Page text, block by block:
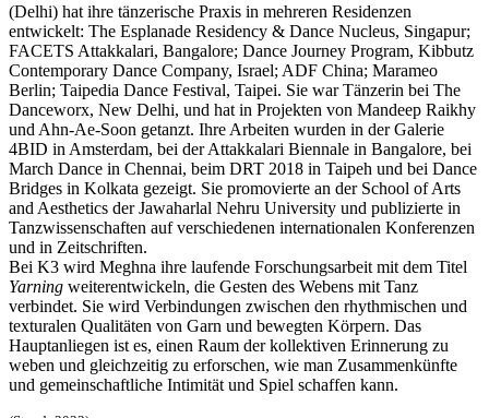
(Delhi) hat ihre tänzerische Praxis in mehreren Residenzen
entwickelt: The Esplanade Residency & Dance Nucleus, Singapur;
FACETS Attakkalari, Bangalore; Dance Journey Program, Kibbutz
Contemporary Dance Company, Israel; ADF China; Marameo
Berlin; Taipedia Dance Festival, Taipei. Sie war Tänzerin bei The
Danceworx, New Delhi, und hat in Projekten von Mandeep Raikhy
und Ahn-Ae-Soon getanzt. Ihre Arbeiten wurden in der Galerie
4BID in Amsterdam, bei der Attakkalari Biennale in Bangalore, bei
March Dance in Chennai, beim DRT 2018 in Taipeh und bei Dance
Bridges in Kolkata gezeigt. Sie promovierte an der School of Arts
and Aesthetics der Jawaharlal Nehru University und publizierte in
Tanzwissenschaften auf verschiedenen internationalen Konferenzen
und in Zeitschriften.
Bei K3 wird Meghna ihre laufende Forschungsarbeit mit dem Titel
Yarning weiterentwickeln, die Gesten des Webens mit Tanz
verbindet. Sie wird Verbindungen zwischen den rhythmischen und
texturalen Qualitäten von Garn und bewegten Körpern. Das
Hauptanliegen ist es, einen Raum der kollektiven Erinnerung zu
weben und gleichzeitig zu erforschen, wie man Zusammenkünfte
und gemeinschaftliche Intimität und Spiel schaffen kann.